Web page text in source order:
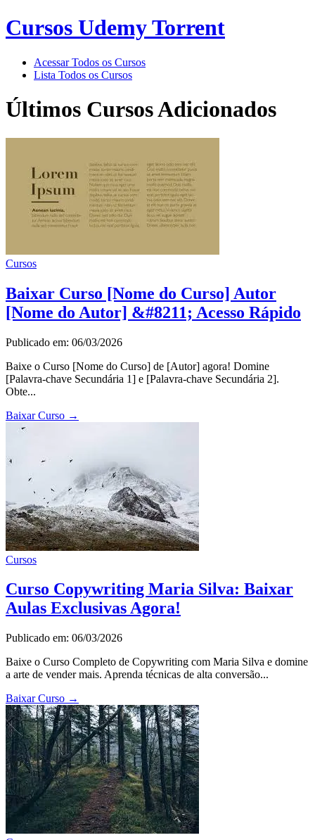
Cursos Udemy Torrent
Acessar Todos os Cursos
Lista Todos os Cursos
Últimos Cursos Adicionados
Cursos
Baixar Curso [Nome do Curso] Autor
[Nome do Autor] &#8211; Acesso Rápido
Publicado em: 06/03/2026
Baixe o Curso [Nome do Curso] de [Autor] agora! Domine
[Palavra-chave Secundária 1] e [Palavra-chave Secundária 2].
Obte...
Baixar Curso →
Cursos
Curso Copywriting Maria Silva: Baixar
Aulas Exclusivas Agora!
Publicado em: 06/03/2026
Baixe o Curso Completo de Copywriting com Maria Silva e domine
a arte de vender mais. Aprenda técnicas de alta conversão...
Baixar Curso →